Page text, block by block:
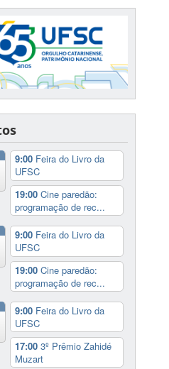
9:00 Feira do Livro da
UFSC
19:00 Cine paredão:
programação de rec...
9:00 Feira do Livro da
UFSC
19:00 Cine paredão:
programação de rec...
9:00 Feira do Livro da
UFSC
17:00 3º Prêmio Zahidé
Muzart